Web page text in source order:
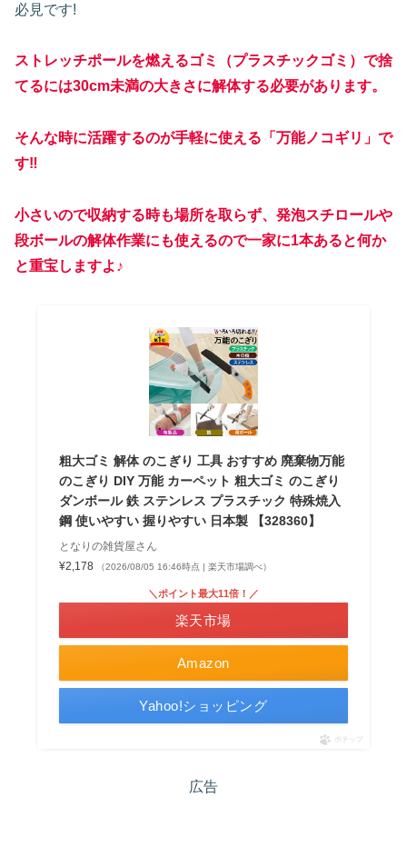
必見です!
ストレッチポールを燃えるゴミ（プラスチックゴミ ）で捨
てるには30cm未満の大きさに解体する必要があります。
そんな時に活躍するのが手軽に使える「万能ノコギリ」で
す‼︎
小さいので収納する時も場所を取らず、発泡スチロールや
段ボールの解体作業にも使えるので一家に1本あると何か
と重宝しますよ♪
粗大ゴミ 解体 のこぎり 工具 おすすめ 廃棄物万能
のこぎり DIY 万能 カーペット 粗大ゴミ のこぎり
ダンボール 鉄 ステンレス プラスチック 特殊焼入
鋼 使いやすい 握りやすい 日本製 【328360】
となりの雑貨屋さん
¥2,178
（2026/08/05 16:46時点 | 楽天市場調べ）
Amazon
＼ポイント最大11倍！／
楽天市場
Yahoo!ショッピング
ポチップ
広告